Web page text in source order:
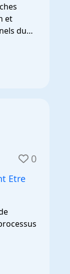
et
du
0
Etre